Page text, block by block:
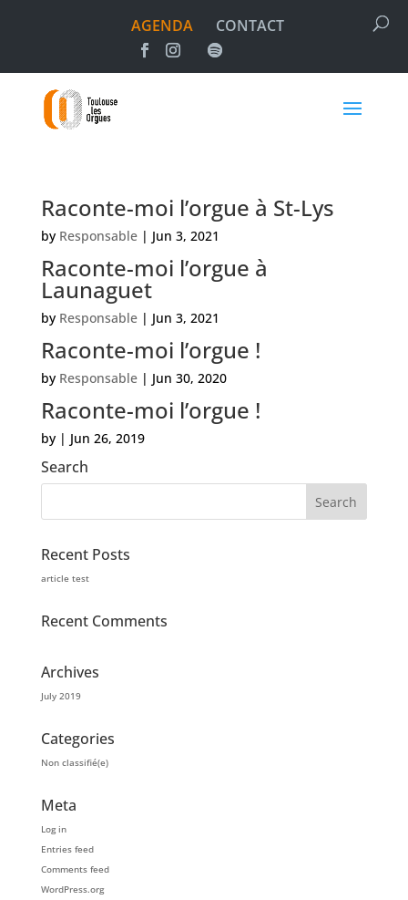
AGENDA CONTACT
Raconte-moi l’orgue à St-Lys
by Responsable| Jun 3, 2021
Raconte-moi l’orgue à
Launaguet
by Responsable| Jun 3, 2021
Raconte-moi l’orgue !
by Responsable| Jun 30, 2020
Raconte-moi l’orgue !
by | Jun 26, 2019
Search
Recent Posts
article test
Recent Comments
Archives
July 2019
Categories
Non classifié(e)
Meta
Log in
Entries feed
Comments feed
WordPress.org